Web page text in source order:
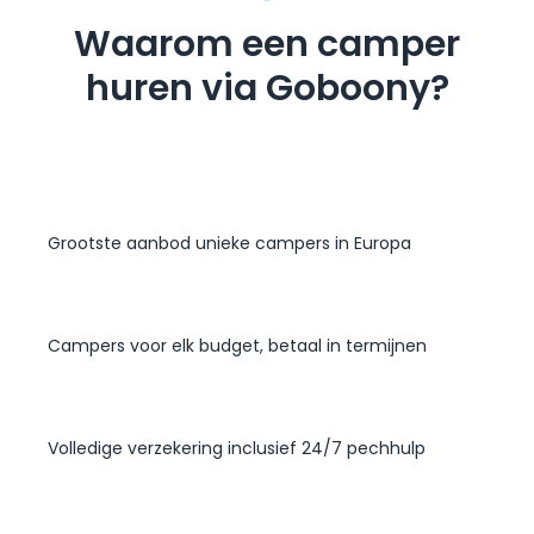
Waarom een camper
huren via Goboony?
Grootste aanbod unieke campers in Europa
Campers voor elk budget, betaal in termijnen
Volledige verzekering inclusief 24/7 pechhulp